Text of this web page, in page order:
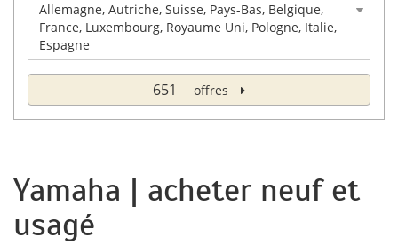
Allemagne, Autriche, Suisse, Pays-Bas, Belgique,
France, Luxembourg, Royaume Uni, Pologne, Italie,
Espagne
651 offres
Yamaha | acheter neuf et
usagé